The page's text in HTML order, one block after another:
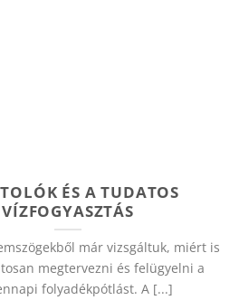
ÉS A TUDATOS
VÍZFOGYASZTÁS
már vizsgáltuk, miért is
megtervezni és felügyelni a
folyadékpótlást. A [...]